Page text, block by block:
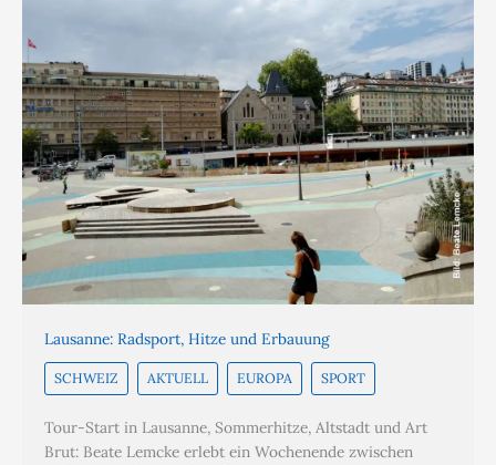
Lausanne: Radsport, Hitze und Erbauung
SCHWEIZ AKTUELL EUROPA SPORT
Tour-Start in Lausanne, Sommerhitze, Altstadt und Art
Brut: Beate Lemcke erlebt ein Wochenende zwischen